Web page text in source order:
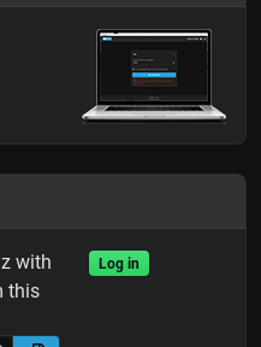
with
this
Log in